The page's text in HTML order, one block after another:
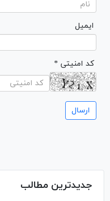
ایمیل
* کد امنیتی
جدیدترین مطالب